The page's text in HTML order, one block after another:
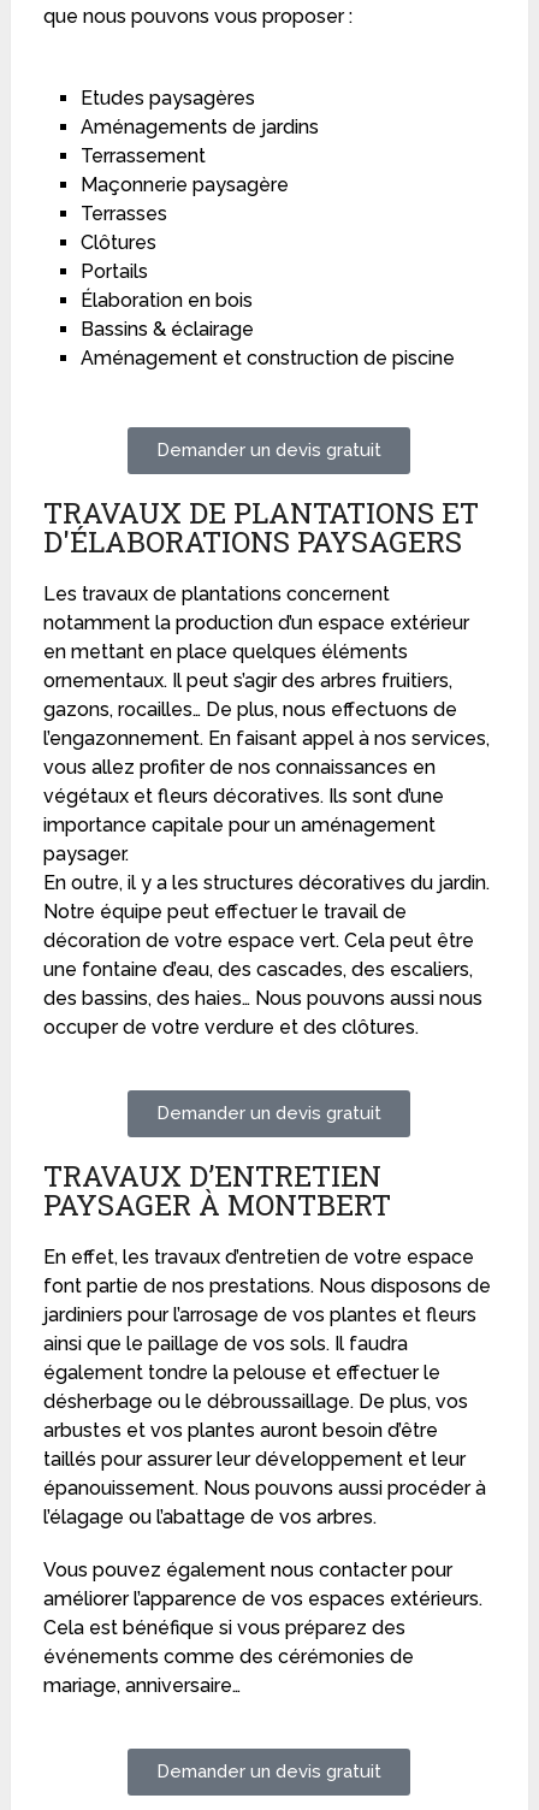
que nous pouvons vous proposer :
Etudes paysagères
Aménagements de jardins
Terrassement
Maçonnerie paysagère
Terrasses
Clôtures
Portails
Élaboration en bois
Bassins & éclairage
Aménagement et construction de piscine
Demander un devis gratuit
TRAVAUX DE PLANTATIONS ET
D'ÉLABORATIONS PAYSAGERS
Les travaux de plantations concernent
notamment la production d’un espace extérieur
en mettant en place quelques éléments
ornementaux. Il peut s’agir des arbres fruitiers,
gazons, rocailles… De plus, nous effectuons de
l’engazonnement. En faisant appel à nos services,
vous allez profiter de nos connaissances en
végétaux et fleurs décoratives. Ils sont d’une
importance capitale pour un aménagement
paysager.
En outre, il y a les structures décoratives du jardin.
Notre équipe peut effectuer le travail de
décoration de votre espace vert. Cela peut être
une fontaine d’eau, des cascades, des escaliers,
des bassins, des haies… Nous pouvons aussi nous
occuper de votre verdure et des clôtures.
Demander un devis gratuit
TRAVAUX D’ENTRETIEN
PAYSAGER À MONTBERT
En effet, les travaux d’entretien de votre espace
font partie de nos prestations. Nous disposons de
jardiniers pour l’arrosage de vos plantes et fleurs
ainsi que le paillage de vos sols. Il faudra
également tondre la pelouse et effectuer le
désherbage ou le débroussaillage. De plus, vos
arbustes et vos plantes auront besoin d’être
taillés pour assurer leur développement et leur
épanouissement. Nous pouvons aussi procéder à
l’élagage ou l’abattage de vos arbres.
Vous pouvez également nous contacter pour
améliorer l’apparence de vos espaces extérieurs.
Cela est bénéfique si vous préparez des
événements comme des cérémonies de
mariage, anniversaire…
Demander un devis gratuit